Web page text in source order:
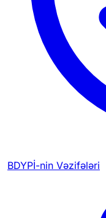
BDYPİ-nin Vəzifələri